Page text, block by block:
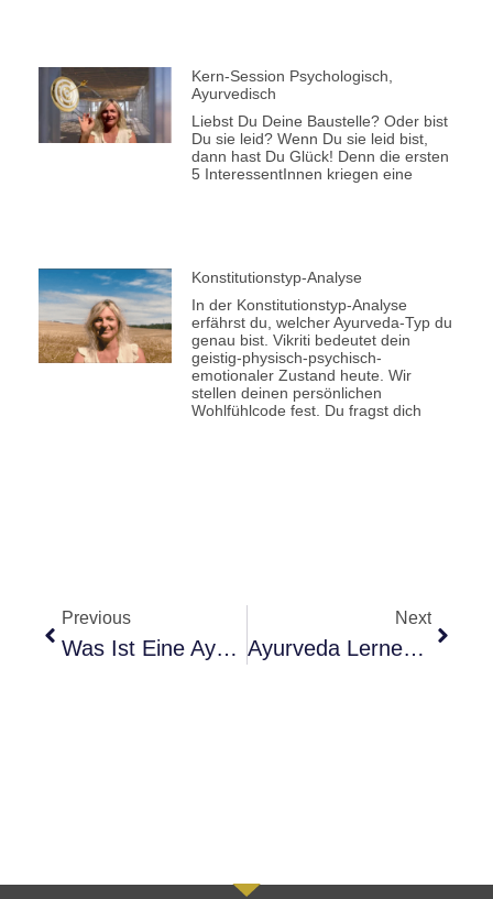
Kern-Session Psychologisch,
Ayurvedisch
Liebst Du Deine Baustelle? Oder bist
Du sie leid? Wenn Du sie leid bist,
dann hast Du Glück! Denn die ersten
5 InteressentInnen kriegen eine
Konstitutionstyp-Analyse
In der Konstitutionstyp-Analyse
erfährst du, welcher Ayurveda-Typ du
genau bist. Vikriti bedeutet dein
geistig-physisch-psychisch-
emotionaler Zustand heute. Wir
stellen deinen persönlichen
Wohlfühlcode fest. Du fragst dich
Previous
Was Ist Eine Ayurvedische Kur?
Next
Ayurveda Lernen Online